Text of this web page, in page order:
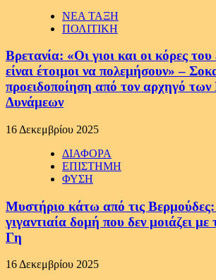
ΝΕΑ ΤΑΞΗ
ΠΟΛΙΤΙΚΗ
Βρετανία: «Οι γιοι και οι κόρες του
είναι έτοιμοι να πολεμήσουν» –
προειδοποίηση από τον αρχηγό
Δυνάμεων
16 Δεκεμβρίου 2025
ΔΙΑΦΟΡΑ
ΕΠΙΣΤΗΜΗ
ΦΥΣΗ
Μυστήριο κάτω από τις
γιγαντιαία δομή που δεν μοιάζει
Γη
16 Δεκεμβρίου 2025